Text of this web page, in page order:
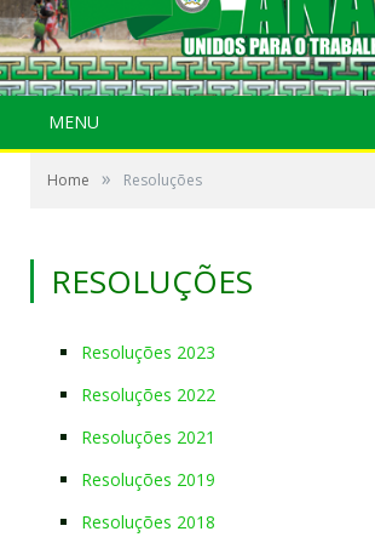
MENU
Home » Resoluções
RESOLUÇÕES
Resoluções 2023
Resoluções 2022
Resoluções 2021
Resoluções 2019
Resoluções 2018